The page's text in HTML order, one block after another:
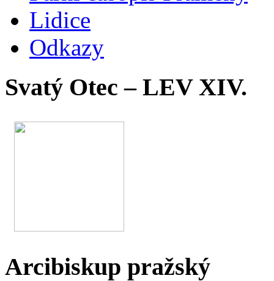
Lidice
Odkazy
Svatý Otec – LEV XIV.
Arcibiskup pražský